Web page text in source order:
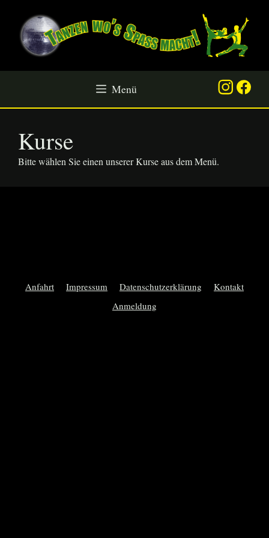
springen
Menü
Kurse
Bitte wählen Sie einen unserer Kurse aus dem Menü.
Anfahrt Impressum Datenschutzerklärung
Kontakt
Anmeldung